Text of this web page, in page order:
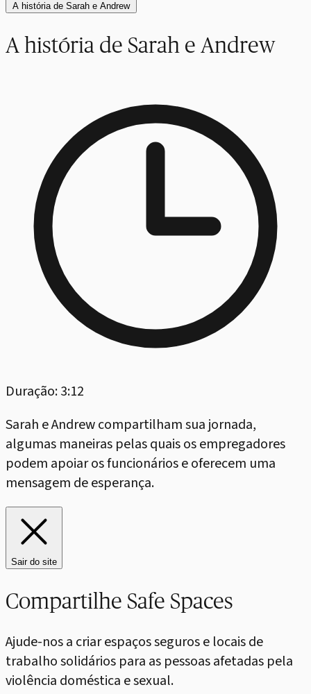
A história de Sarah e Andrew
A história de Sarah e Andrew
Duração: 3:12
Sarah e Andrew compartilham sua jornada,
algumas maneiras pelas quais os empregadores
podem apoiar os funcionários e oferecem uma
mensagem de esperança.
Sair do site
Compartilhe Safe Spaces
Ajude-nos a criar espaços seguros e locais de
trabalho solidários para as pessoas afetadas pela
violência doméstica e sexual.